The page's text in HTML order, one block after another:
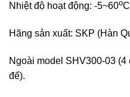
Nhiệt độ hoạt động: -5~60oC
Hãng sản xuất: SKP (Hàn
Ngoài model SHV300-03
đế).